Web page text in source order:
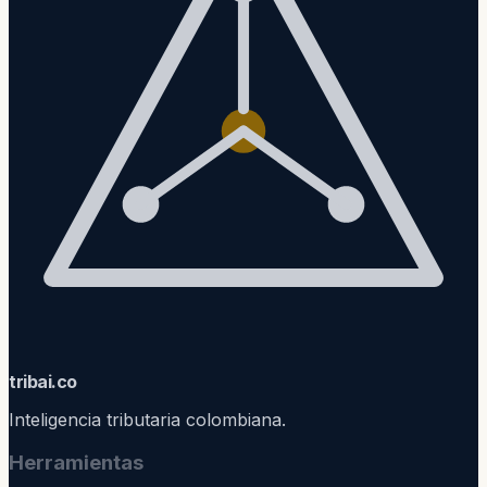
tribai.co
Inteligencia tributaria colombiana.
Herramientas